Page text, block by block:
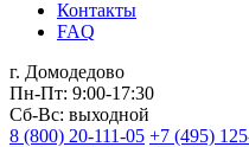
Контакты
FAQ
г. Домодедово
Пн-Пт: 9:00-17:30
Сб-Вс: выходной
8 (800) 20-111-05 +7 (495)